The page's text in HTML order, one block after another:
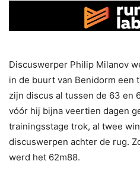
Discuswerper Philip Milanov
in de buurt van Benidorm een
zijn discus al tussen de 63 en
vóór hij bijna veertien dagen
trainingsstage trok, al twee
discuswerpen achter de rug.
werd het 62m88.